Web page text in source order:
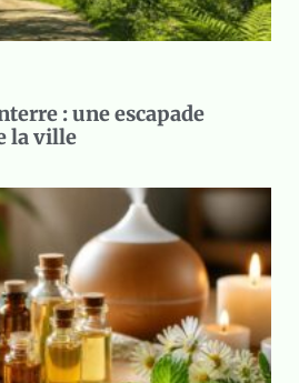
: une escapade
la ville